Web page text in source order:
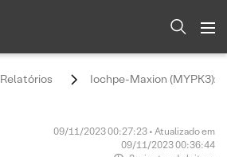
Relatórios Iochpe-Maxion (MYPK3):
09/11/2023 00:27:23 • Atualizado em
09/11/2023 00:36:44